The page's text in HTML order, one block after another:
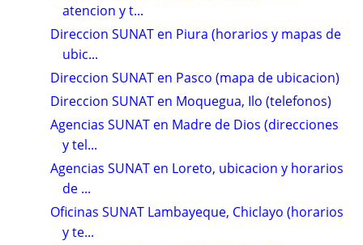
atencion y t...
Direccion SUNAT en Piura (horarios y mapas de
ubic...
Direccion SUNAT en Pasco (mapa de ubicacion)
Direccion SUNAT en Moquegua, Ilo (telefonos)
Agencias SUNAT en Madre de Dios (direcciones
y tel...
Agencias SUNAT en Loreto, ubicacion y horarios
de ...
Oficinas SUNAT Lambayeque, Chiclayo (horarios
y te...